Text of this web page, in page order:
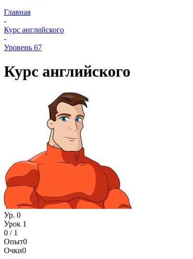
Главная
-
Курс английского
-
Уровень 67
Курс английского
Ур. 0
Урок 1
0 / 1
Опыт0
Очки0